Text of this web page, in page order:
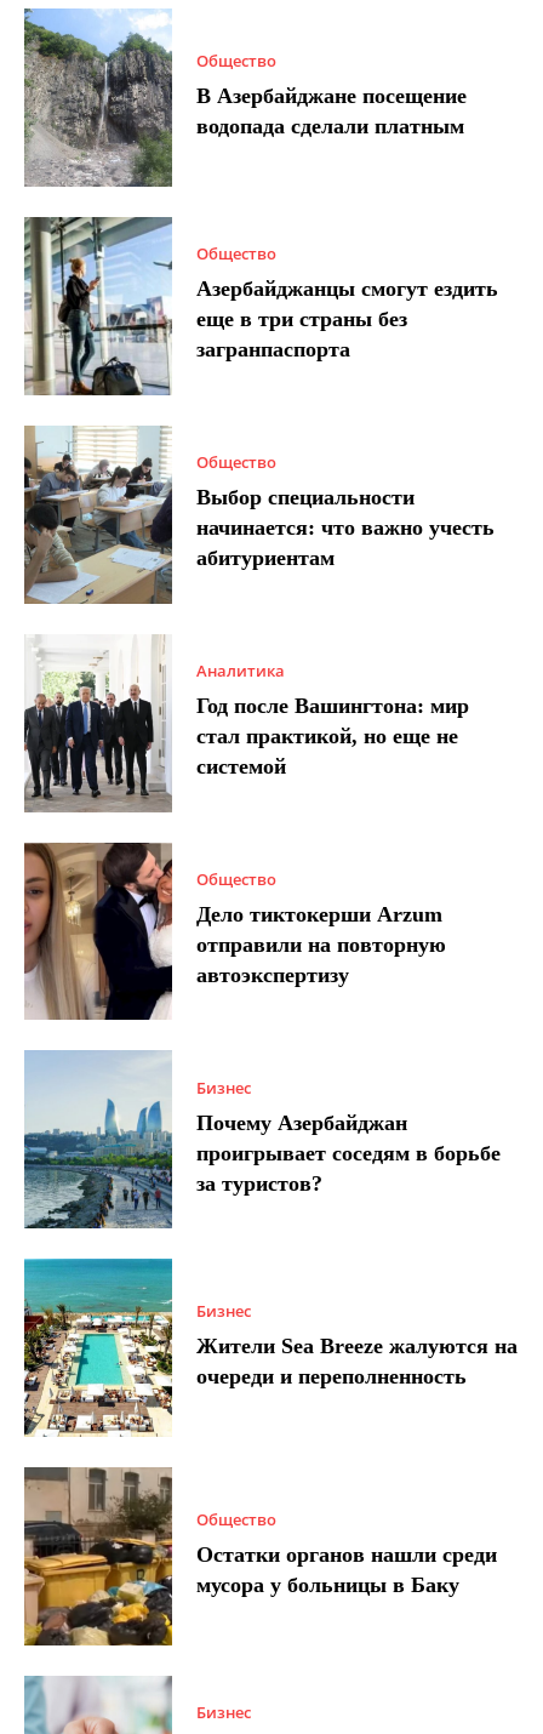
Общество
В Азербайджане посещение
водопада сделали платным
Общество
Азербайджанцы смогут ездить
еще в три страны без
загранпаспорта
Общество
Выбор специальности
начинается: что важно учесть
абитуриентам
Аналитика
Год после Вашингтона: мир
стал практикой, но еще не
системой
Общество
Дело тиктокерши Arzum
отправили на повторную
автоэкспертизу
Бизнес
Почему Азербайджан
проигрывает соседям в борьбе
за туристов?
Бизнес
Жители Sea Breeze жалуются на
очереди и переполненность
Общество
Остатки органов нашли среди
мусора у больницы в Баку
Бизнес